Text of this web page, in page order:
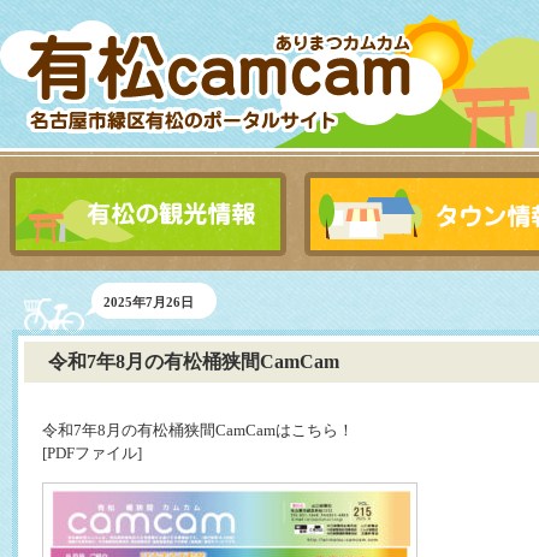
2025年7月26日
令和7年8月の有松桶狭間CamCam
令和7年8月の有松桶狭間CamCamはこちら！
[PDFファイル]